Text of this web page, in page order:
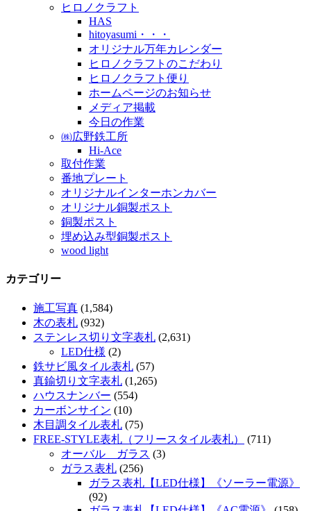
ヒロノクラフト
HAS
hitoyasumi・・・
オリジナル万年カレンダー
ヒロノクラフトのこだわり
ヒロノクラフト便り
ホームページのお知らせ
メディア掲載
今日の作業
㈱広野鉄工所
Hi-Ace
取付作業
番地プレート
オリジナルインターホンカバー
オリジナル銅製ポスト
銅製ポスト
埋め込み型銅製ポスト
wood light
カテゴリー
施工写真 (1,584)
木の表札 (932)
ステンレス切り文字表札 (2,631)
LED仕様 (2)
鉄サビ風タイル表札 (57)
真鍮切り文字表札 (1,265)
ハウスナンバー (554)
カーボンサイン (10)
木目調タイル表札 (75)
FREE-STYLE表札（フリースタイル表札）
(711)
オーバル ガラス (3)
ガラス表札 (256)
ガラス表札【LED仕様】《ソーラー電源》
(92)